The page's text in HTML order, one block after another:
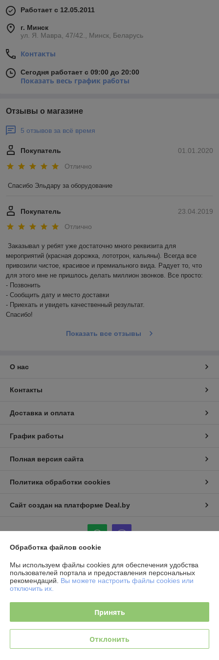
Работает с 12.05.2011
г. Минск
ул. Я. Мавра, 47/42., Минск, Беларусь
Контакты
Сегодня работает с 09:00 до 20:00
Показать весь график работы
Отзывы о магазине
5 отзывов за всё время
01.01.2020
Покупатель
Отлично
Спасибо Эльдару за оборудование
23.04.2019
Покупатель
Отлично
Заказывал у ребят уже достаточно много реквизита для
мероприятий (красная дорожка, лототрон, кальяны). Всегда все
привозили чистое, красивое и премиального вида. Радует то, что
для этого мне не пришлось делать миллион звонков. Все просто:
- Позвонить
- Сообщить дату и место доставки
- Приехать и увидеть качественный результат.
Спасибо!
Показать все отзывы
О нас
Контакты
Доставка и оплата
График работы
Полная версия сайта
Политика обработки cookies
Сайт создан на платформе Deal.by
Информация для покупателя
Юридическое лицо:
ООО «Делюкс групп»
г. Минск, ул. Янки Мавра 47/42
Регистрационный номер ЕГР: 191392314
Регистрационный орган: Мингорисполком
Обработка файлов cookie
Мы используем файлы cookies для обеспечения удобства
пользователей портала и предоставления персональных
рекомендаций. Вы можете настроить файлы cookies или
отключить их.
Принять
Отклонить